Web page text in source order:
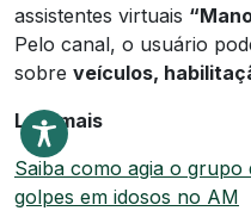
assistentes virtuais
Pelo canal, o usuário
sobre veículos,
Leia mais
Saiba como agia o grupo
golpes em idosos no AM